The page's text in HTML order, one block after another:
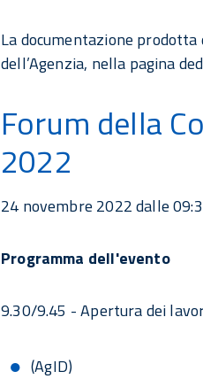
La documentazione
dell’Agenzia, nella pagina
Forum della
2022
24 novembre 2022 dalle
Programma dell'evento
9.30/9.45 - Apertura dei
(AgID)